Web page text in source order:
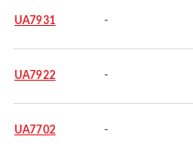
UA7931 -
UA7922 -
UA7702 -